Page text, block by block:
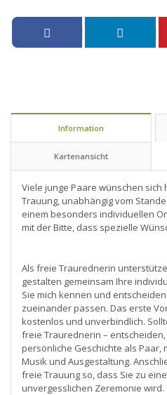
Information
Kartenansicht
Viele junge Paare wünschen
Trauung, unabhängig vom
einem besonders individuellen
mit der Bitte, dass spezielle
Als freie Traurednerin
gestalten gemeinsam Ihre
Sie mich kennen und
zueinander passen. Das erste
kostenlos und unverbindlich.
freie Traurednerin –
persönliche Geschichte als Paar,
Musik und Ausgestaltung.
freie Trauung so, dass Sie zu
unvergesslichen Zeremonie wird.